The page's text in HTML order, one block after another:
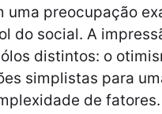
uma preocupação
do social. A
distintos: o
simplistas para
de fatores.